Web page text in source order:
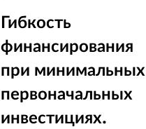
Гибкость
финансирования
при минимальных
первоначальных
инвестициях.